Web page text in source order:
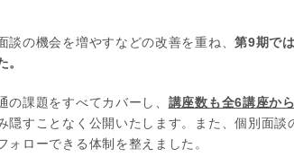
談の機会を増やすなどの改善を重ね、第9期で
。
課題をすべてカバーし、 講座数も全6講座か
隠すことなく公開いたします。また、個別面談
ローできる体制を整えました。